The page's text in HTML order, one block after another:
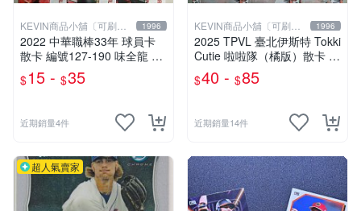
KEVIN商品小舖〔可刷
卡〕
1996
2022 中華職棒33年 球員卡
散卡 編號127-190 味全龍 游
宗儒 羅國華 廖任磊 劉宇鈞
劉昱言 王維中 郭郁政 吳俊杰
$15 - $35
近期銷量4件
KEVIN商品小舖〔可刷
卡〕
1996
2025 TPVL 臺北伊斯特 Tokki
Cutie 啦啦隊（橘版）散卡 編
號48-63 高橋佳帆 小婷 孫孫
李素泳 棠棠 百軒 妍蓁 十一
$40 - $85
近期銷量14件
超人氣賣家